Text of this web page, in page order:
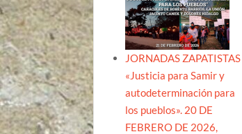
JORNADAS ZAPATISTAS
«Justicia para Samir y
autodeterminación para
los pueblos». 20 DE
FEBRERO DE 2026,